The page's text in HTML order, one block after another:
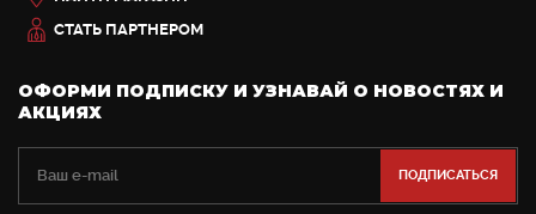
СТАТЬ ПАРТНЕРОМ
ОФОРМИ ПОДПИСКУ И УЗНАВАЙ О НОВОСТЯХ И
АКЦИЯХ